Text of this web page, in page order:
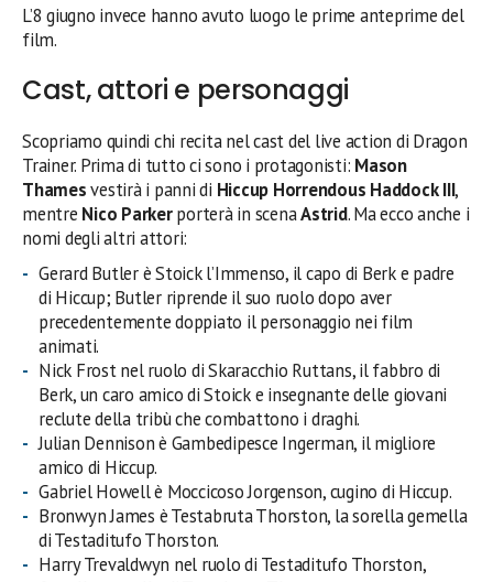
L’8 giugno invece hanno avuto luogo le prime anteprime del
film.
Cast, attori e personaggi
Scopriamo quindi chi recita nel cast del live action di Dragon
Trainer. Prima di tutto ci sono i protagonisti: Mason
Thamesvestirà i panni di Hiccup Horrendous Haddock III,
mentre Nico Parkerporterà in scenaAstrid. Ma ecco anche i
nomi degli altri attori:
Gerard Butler è Stoick l’Immenso, il capo di Berk e padre
di Hiccup; Butler riprende il suo ruolo dopo aver
precedentemente doppiato il personaggio nei film
animati.
Nick Frost nel ruolo di Skaracchio Ruttans, il fabbro di
Berk, un caro amico di Stoick e insegnante delle giovani
reclute della tribù che combattono i draghi.
Julian Dennison è Gambedipesce Ingerman, il migliore
amico di Hiccup.
Gabriel Howell è Moccicoso Jorgenson, cugino di Hiccup.
Bronwyn James è Testabruta Thorston, la sorella gemella
di Testaditufo Thorston.
Harry Trevaldwyn nel ruolo di Testaditufo Thorston,